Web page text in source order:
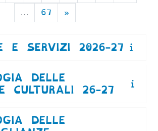
… 67Pagina 67
»Pagina successiva
E SERVIZI 2026-27
DELLE
CULTURALI 26-27
DELLE